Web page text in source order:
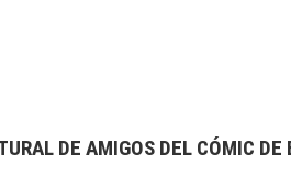
DE AMIGOS DEL CÓMIC DE